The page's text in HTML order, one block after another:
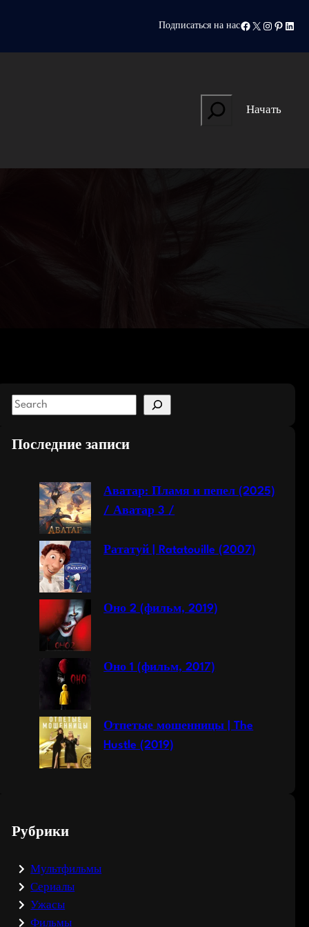
Подписаться на насFacebook
X Instagram
Search
Начать
S
a
Последние записи
Аватар: Пламя и пепел (2025)
/ Аватар 3 /
Рататуй | Ratatouille (2007)
Оно 2 (фильм, 2019)
Оно 1 (фильм, 2017)
Отпетые мошенницы | The
Hustle (2019)
Рубрики
Мультфильмы
Сериалы
Ужасы
Фильмы